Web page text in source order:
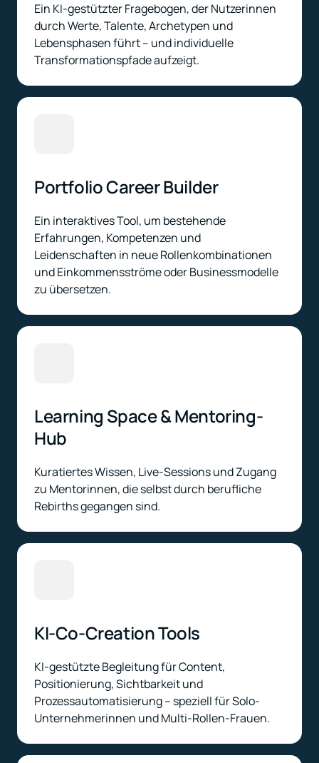
Ein KI-gestützter Fragebogen, der Nutzerinnen
durch Werte, Talente, Archetypen und
Lebensphasen führt – und individuelle
Transformationspfade aufzeigt.
Portfolio Career Builder
Ein interaktives Tool, um bestehende
Erfahrungen, Kompetenzen und
Leidenschaften in neue Rollenkombinationen
und Einkommensströme oder Businessmodelle
zu übersetzen.
Learning Space & Mentoring-
Hub
Kuratiertes Wissen, Live-Sessions und Zugang
zu Mentorinnen, die selbst durch berufliche
Rebirths gegangen sind.
KI-Co-Creation Tools
KI-gestützte Begleitung für Content,
Positionierung, Sichtbarkeit und
Prozessautomatisierung – speziell für Solo-
Unternehmerinnen und Multi-Rollen-Frauen.